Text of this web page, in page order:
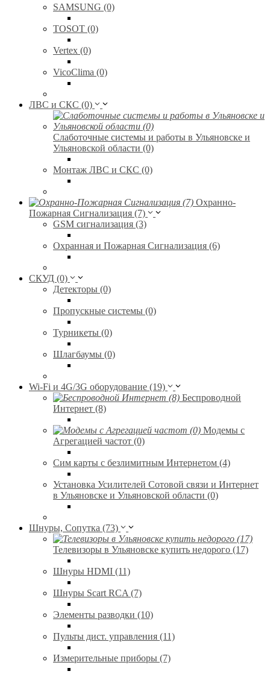
SAMSUNG (0)
TOSOT (0)
Vertex (0)
VicoClima (0)
ЛВС и СКС (0)
Слаботочные системы и работы в Ульяновске и
Ульяновской области (0)
Монтаж ЛВС и СКС (0)
Охранно-
Пожарная Сигнализация (7)
GSM сигнализация (3)
Охранная и Пожарная Сигнализация (6)
СКУД (0)
Детекторы (0)
Пропускные системы (0)
Турникеты (0)
Шлагбаумы (0)
Wi-Fi и 4G/3G оборудование (19)
Беспроводной
Интернет (8)
Модемы с
Агрегацией частот (0)
Сим карты с безлимитным Интернетом (4)
Установка Усилителей Сотовой связи и Интернет
в Ульяновске и Ульяновской области (0)
Шнуры, Сопутка (73)
Телевизоры в Ульяновске купить недорого (17)
Шнуры HDMI (11)
Шнуры Scart RCA (7)
Элементы разводки (10)
Пульты дист. управления (11)
Измерительные приборы (7)